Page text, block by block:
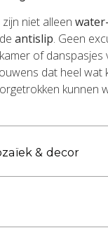
niet alleen
antislip. Geen
of danspasjes
dat heel wat
kunnen
& decor